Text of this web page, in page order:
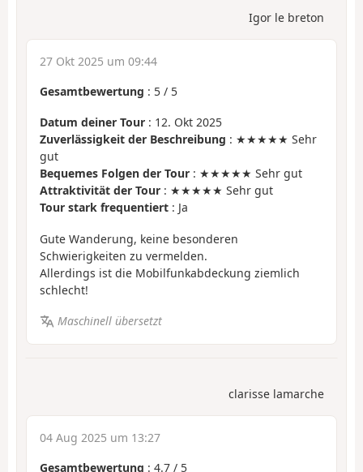
Igor le breton
27 Okt 2025 um 09:44
Gesamtbewertung : 5 / 5
Datum deiner Tour : 12. Okt 2025
Zuverlässigkeit der Beschreibung : ★★★★★ Sehr
gut
Bequemes Folgen der Tour : ★★★★★ Sehr gut
Attraktivität der Tour : ★★★★★ Sehr gut
Tour stark frequentiert : Ja
Gute Wanderung, keine besonderen
Schwierigkeiten zu vermelden.
Allerdings ist die Mobilfunkabdeckung ziemlich
schlecht!
Maschinell übersetzt
clarisse lamarche
04 Aug 2025 um 13:27
Gesamtbewertung : 4.7 / 5